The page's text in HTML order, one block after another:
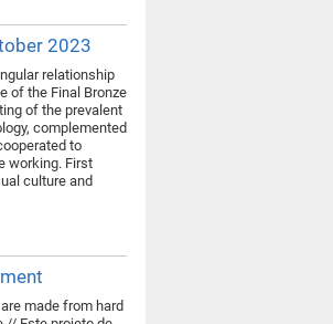
2023
relationship
of the Final Bronze
of the prevalent
complemented
to
working. First
culture and
made from hard